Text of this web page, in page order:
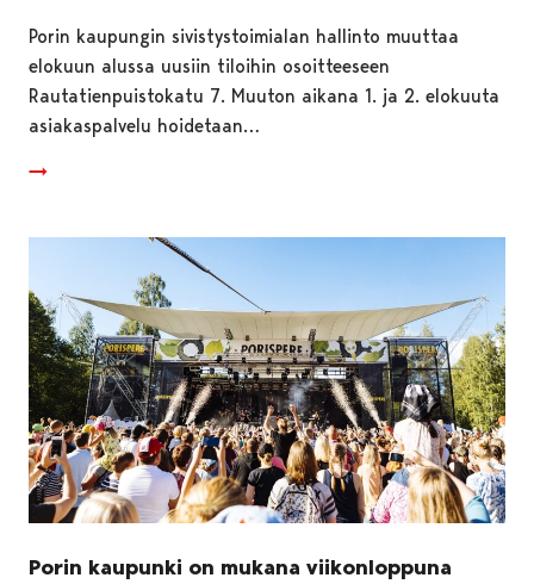
Porin kaupungin sivistystoimialan hallinto muuttaa
elokuun alussa uusiin tiloihin osoitteeseen
Rautatienpuistokatu 7. Muuton aikana 1. ja 2. elokuuta
asiakaspalvelu hoidetaan…
Porin kaupunki on mukana viikonloppuna